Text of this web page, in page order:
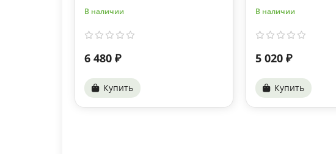
В наличии
6 480 ₽
Купить
В наличии
5 020 ₽
Купить